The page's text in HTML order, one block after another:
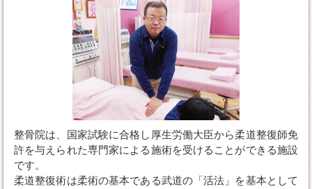
整骨院は、国家試験に合格し厚生労働大臣から柔道整復師免
許を与えられた専門家による施術を受けることができる施設
です。
柔道整復術は柔術の基本である武道の「活法」を基本として